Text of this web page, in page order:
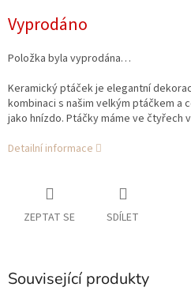
cena:
Vyprodáno
Položka byla vyprodána…
Keramický ptáček je elegantní
kombinaci s našim velkým ptáčkem a
jako hnízdo. Ptáčky máme ve čtyřech
Detailní informace
ZEPTAT SE SDÍLET
Související produkty